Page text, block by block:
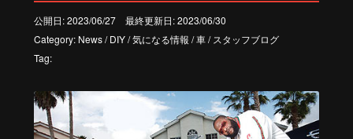
公開日: 2023/06/27 最終更新日: 2023/06/30
Category: News/DIY/気になる情報 /車/ スタッフブログ
Tag: